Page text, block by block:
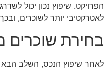
הפרויקט. שיפוץ נכון יכול
לאטרקטיבי יותר לשוכרים,
בחירת שוכרים
לאחר שיפוץ הנכס, השלב הבא